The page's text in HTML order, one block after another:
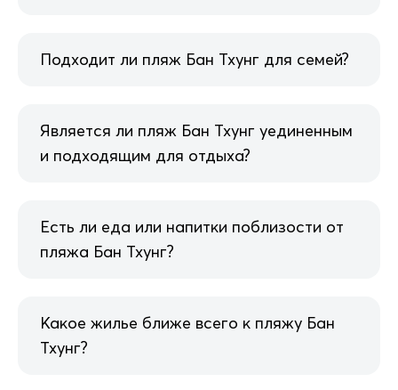
Подходит ли пляж Бан Тхунг для семей?
Является ли пляж Бан Тхунг уединенным
и подходящим для отдыха?
Есть ли еда или напитки поблизости от
пляжа Бан Тхунг?
Какое жилье ближе всего к пляжу Бан
Тхунг?